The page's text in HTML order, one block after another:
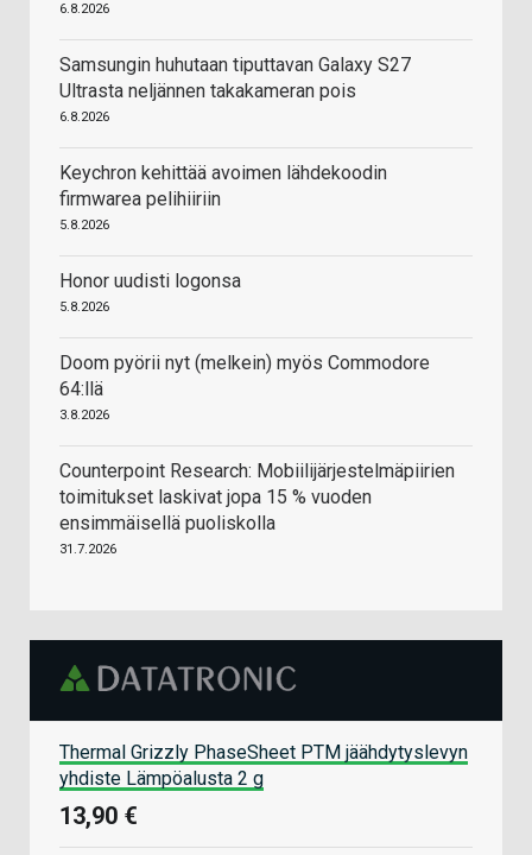
6.8.2026
Samsungin huhutaan tiputtavan Galaxy S27
Ultrasta neljännen takakameran pois
6.8.2026
Keychron kehittää avoimen lähdekoodin
firmwarea pelihiiriin
5.8.2026
Honor uudisti logonsa
5.8.2026
Doom pyörii nyt (melkein) myös Commodore
64:llä
3.8.2026
Counterpoint Research: Mobiilijärjestelmäpiirien
toimitukset laskivat jopa 15 % vuoden
ensimmäisellä puoliskolla
31.7.2026
Thermal Grizzly PhaseSheet PTM jäähdytyslevyn
yhdiste Lämpöalusta 2 g
13,90 €